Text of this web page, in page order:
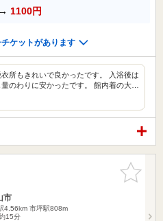
→ 1100円
ケットがあります
所もきれいで良かったです。 入浴後は
のわりに安かったです。 館内着の大…
お気に入
りに追加
市
4.56km 市坪駅808m
15分